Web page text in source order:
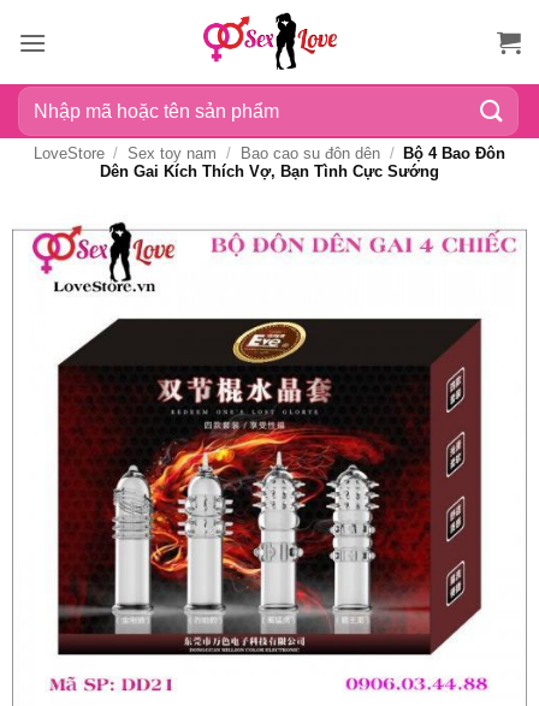
qua
dung
Tìm
kiếm:
LoveStore / Sex toy nam / Bao cao su đôn dên / Bộ 4 Bao Đôn
Dên Gai Kích Thích Vợ, Bạn Tình Cực Sướng